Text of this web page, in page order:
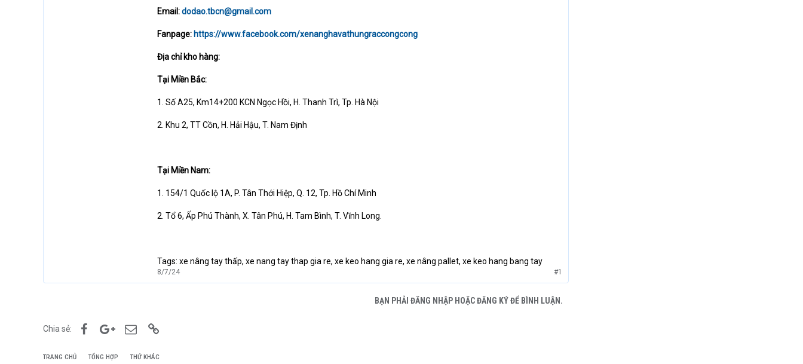
Email:dodao.tbcn@gmail.com
Fanpage: https://www.facebook.com/xenanghavathungraccongcong
Địa chỉ kho hàng:
Tại Miền Bắc:
1. Số A25, Km14+200 KCN Ngọc Hồi, H. Thanh Trì, Tp. Hà Nội
2. Khu 2, TT Cồn, H. Hải Hậu, T. Nam Định
Tại Miền Nam:
1. 154/1 Quốc lộ 1A, P. Tân Thới Hiệp, Q. 12, Tp. Hồ Chí Minh
2. Tổ 6, Ấp Phú Thành, X. Tân Phú, H. Tam Bình, T. Vĩnh Long.
Tags: xe nâng tay thấp, xe nang tay thap gia re, xe keo hang gia re, xe nâng pallet, xe keo hang bang tay
8/7/24 #1
BẠN PHẢI ĐĂNG NHẬP HOẶC ĐĂNG KÝ ĐỂ BÌNH LUẬN.
Chia sẻ: FacebookGoogle+Email
TRANG CHỦ TỔNG HỢP THỨ KHÁC